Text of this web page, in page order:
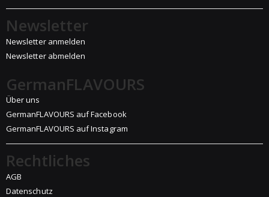
Newsletter
Newsletter anmelden
Newsletter abmelden
GermanFLAVOURS
Über uns
GermanFLAVOURS auf Facebook
GermanFLAVOURS auf Instagram
Rechtliches
AGB
Datenschutz